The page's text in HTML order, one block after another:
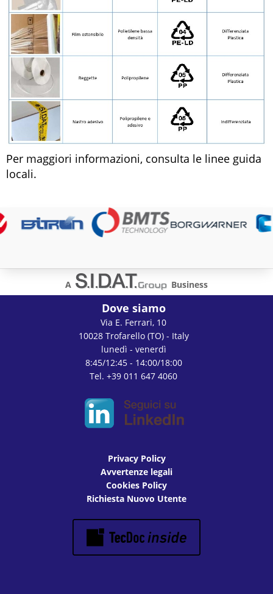
Per maggiori informazioni, consulta le linee guida
locali.
A Business
Dove siamo
Via E. Ferrari, 10
10028 Trofarello (TO) - Italy
lunedì - venerdì
8:45/12:45 - 14:00/18:00
Tel. +39 011 647 4060
Privacy Policy
Avvertenze legali
Cookies Policy
Richiesta Nuovo Utente